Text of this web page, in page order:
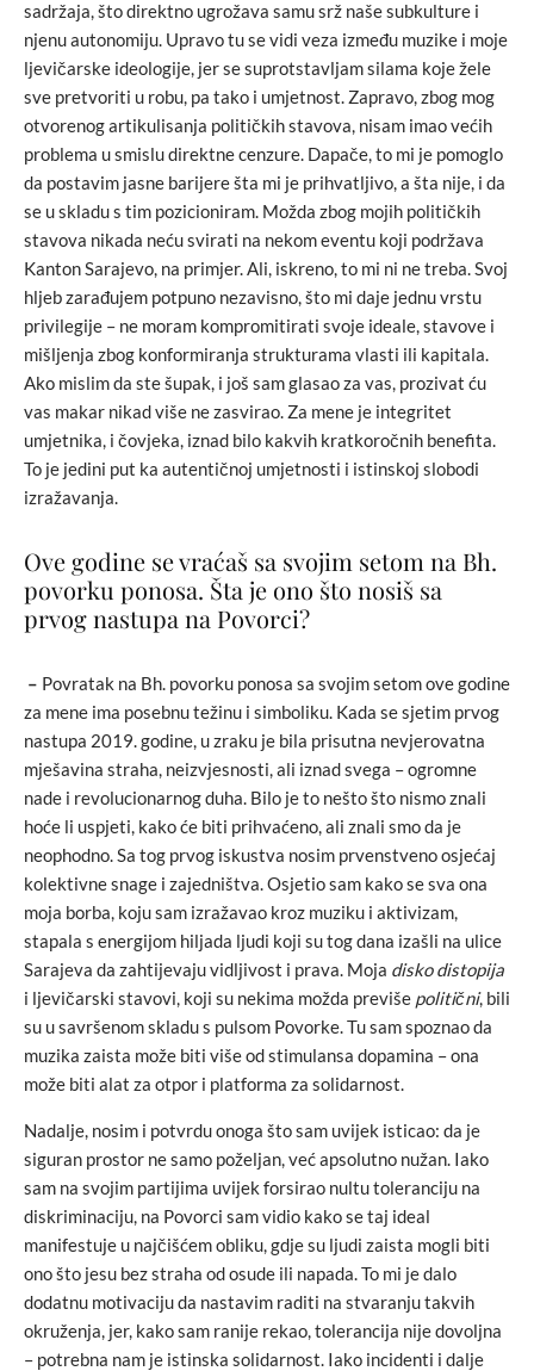
sadržaja, što direktno ugrožava samu srž naše subkulture i
njenu autonomiju. Upravo tu se vidi veza između muzike i moje
ljevičarske ideologije, jer se suprotstavljam silama koje žele
sve pretvoriti u robu, pa tako i umjetnost. Zapravo, zbog mog
otvorenog artikulisanja političkih stavova, nisam imao većih
problema u smislu direktne cenzure. Dapače, to mi je pomoglo
da postavim jasne barijere šta mi je prihvatljivo, a šta nije, i da
se u skladu s tim pozicioniram. Možda zbog mojih političkih
stavova nikada neću svirati na nekom eventu koji podržava
Kanton Sarajevo, na primjer. Ali, iskreno, to mi ni ne treba. Svoj
hljeb zarađujem potpuno nezavisno, što mi daje jednu vrstu
privilegije – ne moram kompromitirati svoje ideale, stavove i
mišljenja zbog konformiranja strukturama vlasti ili kapitala.
Ako mislim da ste šupak, i još sam glasao za vas, prozivat ću
vas makar nikad više ne zasvirao. Za mene je integritet
umjetnika, i čovjeka, iznad bilo kakvih kratkoročnih benefita.
To je jedini put ka autentičnoj umjetnosti i istinskoj slobodi
izražavanja.
Ove godine se vraćaš sa svojim setom na Bh.
povorku ponosa. Šta je ono što nosiš sa
prvog nastupa na Povorci?
– Povratak na Bh. povorku ponosa sa svojim setom ove godine
za mene ima posebnu težinu i simboliku. Kada se sjetim prvog
nastupa 2019. godine, u zraku je bila prisutna nevjerovatna
mješavina straha, neizvjesnosti, ali iznad svega – ogromne
nade i revolucionarnog duha. Bilo je to nešto što nismo znali
hoće li uspjeti, kako će biti prihvaćeno, ali znali smo da je
neophodno. Sa tog prvog iskustva nosim prvenstveno osjećaj
kolektivne snage i zajedništva. Osjetio sam kako se sva ona
moja borba, koju sam izražavao kroz muziku i aktivizam,
stapala s energijom hiljada ljudi koji su tog dana izašli na ulice
Sarajeva da zahtijevaju vidljivost i prava. Moja disko distopija
i ljevičarski stavovi, koji su nekima možda previše politični, bili
su u savršenom skladu s pulsom Povorke. Tu sam spoznao da
muzika zaista može biti više od stimulansa dopamina – ona
može biti alat za otpor i platforma za solidarnost.
Nadalje, nosim i potvrdu onoga što sam uvijek isticao: da je
siguran prostor ne samo poželjan, već apsolutno nužan. Iako
sam na svojim partijima uvijek forsirao nultu toleranciju na
diskriminaciju, na Povorci sam vidio kako se taj ideal
manifestuje u najčišćem obliku, gdje su ljudi zaista mogli biti
ono što jesu bez straha od osude ili napada. To mi je dalo
dodatnu motivaciju da nastavim raditi na stvaranju takvih
okruženja, jer, kako sam ranije rekao, tolerancija nije dovoljna
– potrebna nam je istinska solidarnost. Iako incidenti i dalje